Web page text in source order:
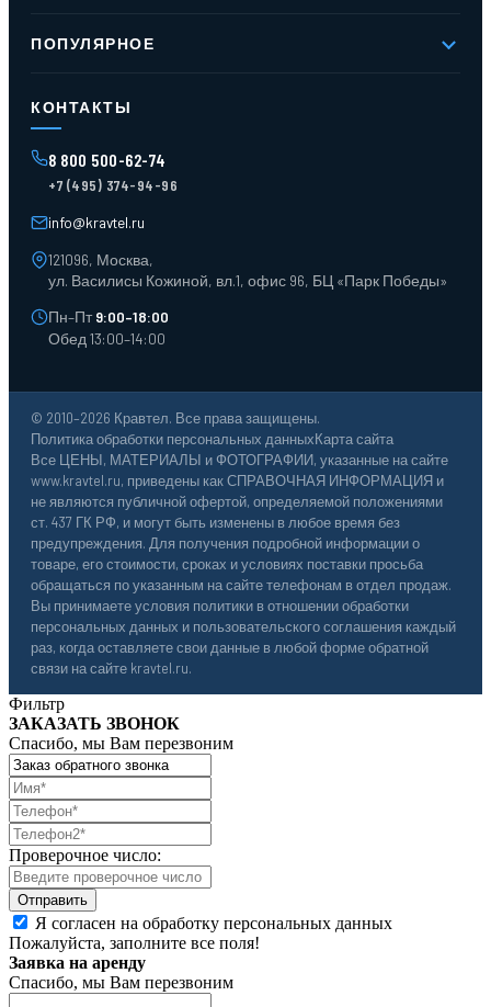
Контакты
Доставка и оплата
ПОПУЛЯРНОЕ
Контейнеры для отходов
Поддоны
Ящики пластиковые
Тара пласт. и металл.
Тележки для склада
КОНТАКТЫ
8 800 500-62-74
+7 (495) 374-94-96
info@kravtel.ru
121096, Москва,
ул. Василисы Кожиной, вл.1, офис 96, БЦ «Парк Победы»
Пн–Пт9:00–18:00
Обед 13:00–14:00
© 2010–2026 Кравтел. Все права защищены.
Политика обработки персональных данныхКарта сайта
Все ЦЕНЫ, МАТЕРИАЛЫ и ФОТОГРАФИИ, указанные на сайте
www.kravtel.ru, приведены как СПРАВОЧНАЯ ИНФОРМАЦИЯ и
не являются публичной офертой, определяемой положениями
ст. 437 ГК РФ, и могут быть изменены в любое время без
предупреждения. Для получения подробной информации о
товаре, его стоимости, сроках и условиях поставки просьба
обращаться по указанным на сайте телефонам в отдел продаж.
Вы принимаете условия политики в отношении обработки
персональных данных и пользовательского соглашения каждый
раз, когда оставляете свои данные в любой форме обратной
связи на сайте kravtel.ru.
Фильтр
ЗАКАЗАТЬ ЗВОНОК
Спасибо, мы Вам перезвоним
Проверочное число:
Я согласен на обработку персональных данных
Пожалуйста, заполните все поля!
Заявка на аренду
Спасибо, мы Вам перезвоним